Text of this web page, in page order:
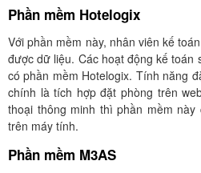
Phần mềm Hotelogix
Với phần mềm này, nhân viên kế
được dữ liệu. Các hoạt động kế toán
có phần mềm Hotelogix. Tính năng
chính là tích hợp đặt phòng trên
thoại thông minh thì phần mềm
trên máy tính.
Phần mềm M3AS